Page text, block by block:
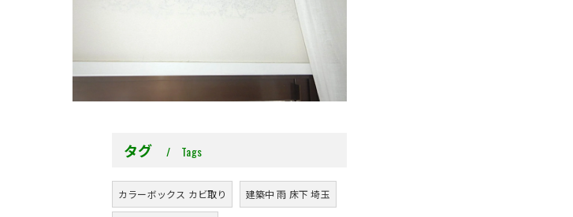
タグ Tags
カラーボックス カビ取り 建築中 雨 床下 埼玉